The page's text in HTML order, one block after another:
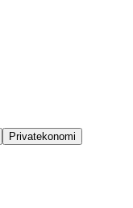
Privatekonomi